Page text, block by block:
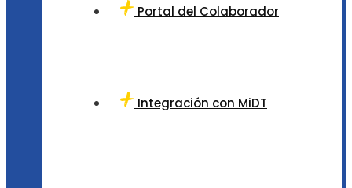
Portal del Colaborador
Integración con MiDT